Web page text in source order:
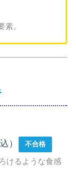
素。
） 不合格
けるような食感